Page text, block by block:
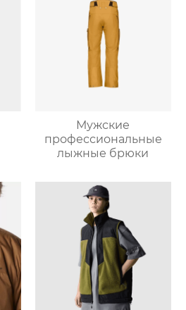
Мужские
профессиональные
лыжные брюки